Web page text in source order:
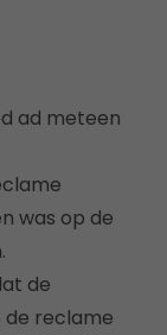
ad meteen
was op de
de
de reclame